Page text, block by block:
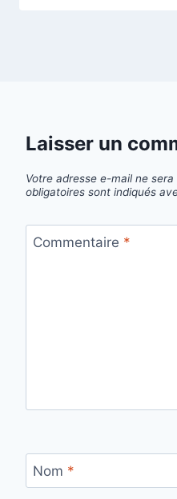
Laisser un
Votre adresse e-mail ne sera
obligatoires sont indiqués
Commentaire *
Nom *